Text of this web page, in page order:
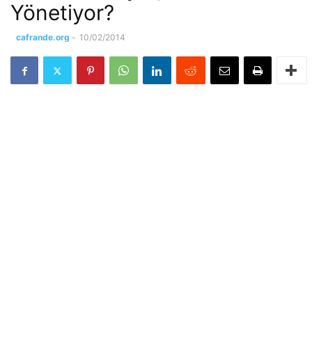
Yönetiyor?
cafrande.org - 10/02/2014